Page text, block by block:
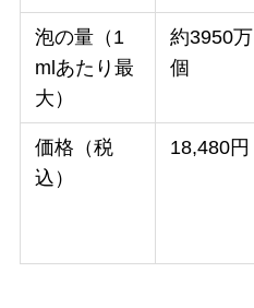
泡の量（1
mlあたり最
大）
約3950万
個
価格（税
込）
18,480円